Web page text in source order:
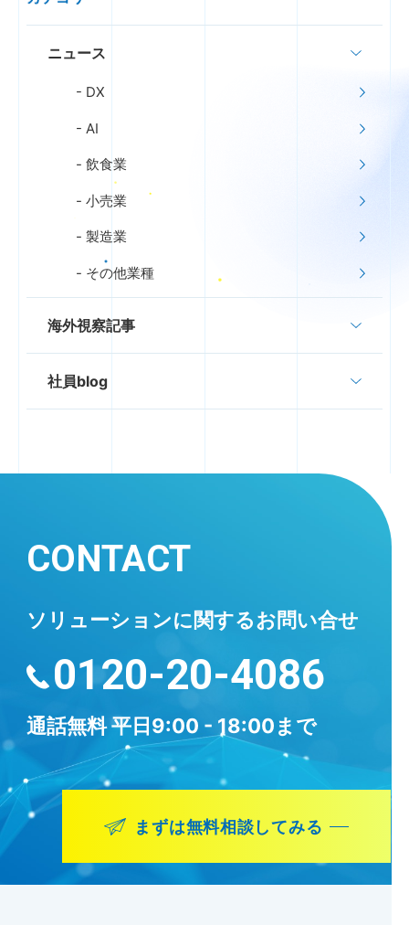
ニュース
DX
AI
飲食業
小売業
製造業
その他業種
海外視察記事
社員blog
CONTACT
ソリューションに関するお問い合せ
0120-20-4086
通話無料平日9:00 - 18:00まで
まずは無料相談してみる